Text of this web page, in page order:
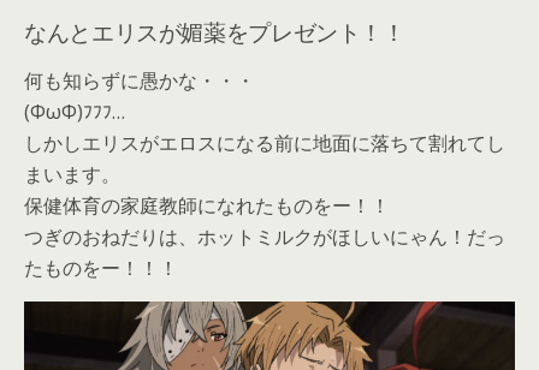
なんとエリスが媚薬をプレゼント！！
何も知らずに愚かな・・・
(ΦωΦ)ﾌﾌﾌ…
しかしエリスがエロスになる前に地面に落ちて割れてし
まいます。
保健体育の家庭教師になれたものをー！！
つぎのおねだりは、ホットミルクがほしいにゃん！だっ
たものをー！！！